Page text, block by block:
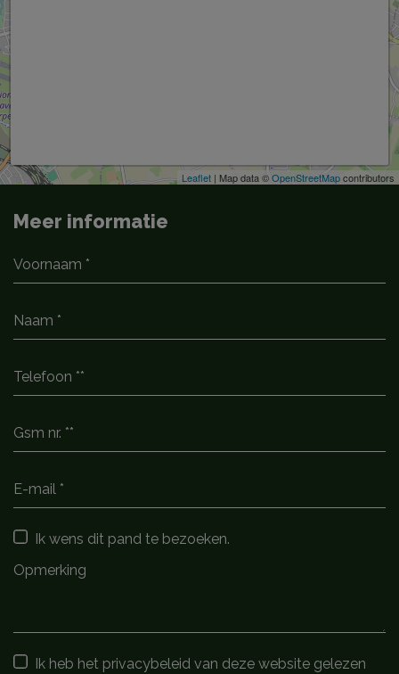
Leaflet | Map data ©OpenStreetMapcontributors
Meer informatie
Ik wens dit pand te bezoeken.
Ik heb het privacybeleid van deze website gelezen